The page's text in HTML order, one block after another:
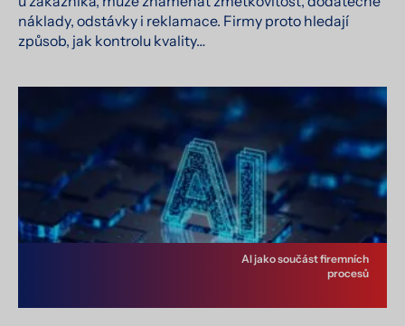
náklady, odstávky i reklamace. Firmy proto hledají
způsob, jak kontrolu kvality…
AI jako součást firemních
procesů